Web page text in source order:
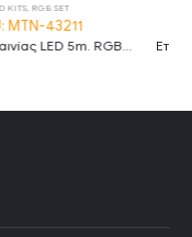
LED KITS,RGB SET
SKU: MTN-43241
Έτοιμο SET ταινίας LED 5m. WiFi RGB+6000K 60LED/m και τροφοδοτικό IP20 MTN-43241